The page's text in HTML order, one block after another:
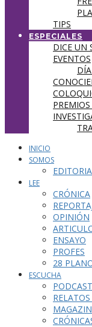
TIPS
ESPECIALES
DICE UN
EVENTOS
INICIO
SOMOS
LEE
CRÓNICA
OPINIÓN
ENSAYO
PROFES
28
ESCUCHA
PODCAST